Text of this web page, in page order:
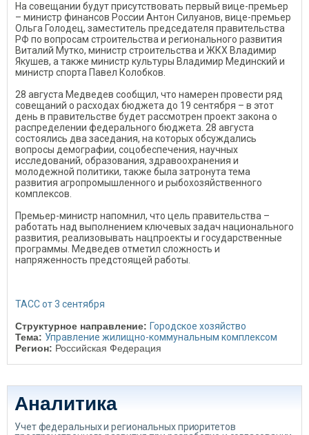
На совещании будут присутствовать первый вице-премьер
– министр финансов России Антон Силуанов, вице-премьер
Ольга Голодец, заместитель председателя правительства
РФ по вопросам строительства и регионального развития
Виталий Мутко, министр строительства и ЖКХ Владимир
Якушев, а также министр культуры Владимир Мединский и
министр спорта Павел Колобков.
28 августа Медведев сообщил, что намерен провести ряд
совещаний о расходах бюджета до 19 сентября – в этот
день в правительстве будет рассмотрен проект закона о
распределении федерального бюджета. 28 августа
состоялись два заседания, на которых обсуждались
вопросы демографии, соцобеспечения, научных
исследований, образования, здравоохранения и
молодежной политики, также была затронута тема
развития агропромышленного и рыбохозяйственного
комплексов.
Премьер-министр напомнил, что цель правительства –
работать над выполнением ключевых задач национального
развития, реализовывать нацпроекты и государственные
программы. Медведев отметил сложность и
напряженность предстоящей работы.
ТАСС от 3 сентября
Структурное направление: Городское хозяйство
Тема: Управление жилищно-коммунальным комплексом
Регион: Российская Федерация
Аналитика
Учет федеральных и региональных приоритетов